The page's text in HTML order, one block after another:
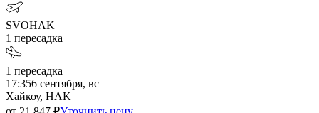
SVOHAK
1 пересадка
1 пересадка
17:356 сентября, вс
Хайкоу, HAK